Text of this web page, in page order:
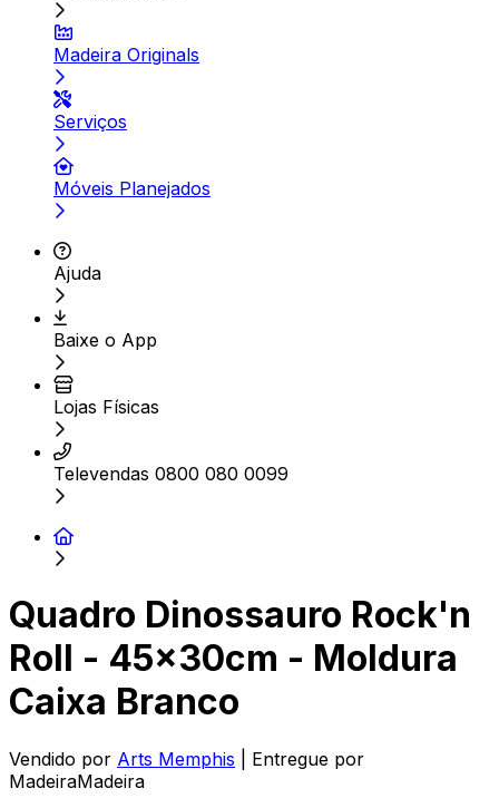
Madeira Originals
Serviços
Móveis Planejados
Ajuda
Baixe o App
Lojas Físicas
Televendas 0800 080 0099
Quadro Dinossauro Rock'n
Roll - 45x30cm - Moldura
Caixa Branco
Vendido por Arts Memphis
| Entregue por
MadeiraMadeira